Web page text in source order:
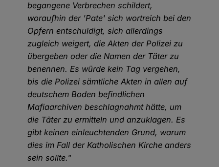
begangene Verbrechen schildert,
woraufhin der 'Pate' sich wortreich bei den
Opfern entschuldigt, sich allerdings
zugleich weigert, die Akten der Polizei zu
übergeben oder die Namen der Täter zu
benennen. Es würde kein Tag vergehen,
bis die Polizei sämtliche Akten in allen auf
deutschem Boden befindlichen
Mafiaarchiven beschlagnahmt hätte, um
die Täter zu ermitteln und anzuklagen. Es
gibt keinen einleuchtenden Grund, warum
dies im Fall der Katholischen Kirche anders
sein sollte."